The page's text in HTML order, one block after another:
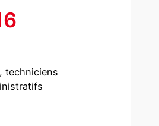
techniciens